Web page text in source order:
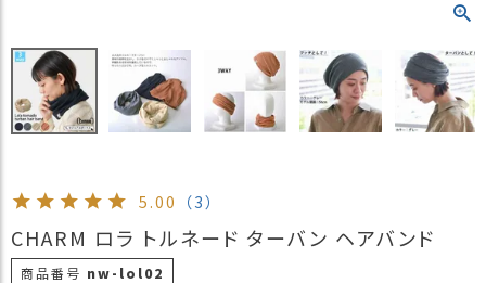
歴
買
い
新
作
5.00 （3）
CHARM ロラ トルネード ターバン ヘアバンド
商品番号 nw-lol02